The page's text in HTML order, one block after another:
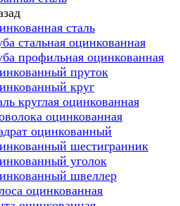
сталь
стальная оцинкованная
профильная оцинкованная
пруток
круг
круглая оцинкованная
оцинкованная
оцинкованный
шестигранник
уголок
швеллер
оцинкованная